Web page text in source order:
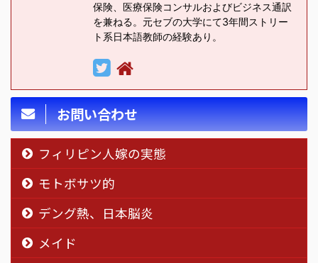
保険、医療保険コンサルおよびビジネス通訳
を兼ねる。元セブの大学にて3年間ストリー
ト系日本語教師の経験あり。
お問い合わせ
フィリピン人嫁の実態
モトボサツ的
デング熱、日本脳炎
メイド